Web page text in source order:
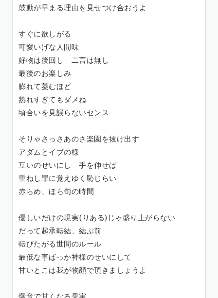
鼓動が早まる理由を見せつけ合おうよ
すぐに欲しがる
可愛いげな人間味
好物は後回し 二言は無し
最後のお楽しみ
膨れて萎むほど
熟れすぎてもダメね
頃合いを見誤らないセンス
そりゃさっさあのさ楽園を抜け出す
アダムとイブの様
互いのせいにし 手を伸せば
重ねし罪に覚えゆく恥じらい
赤らめ、ほら旬の時間
優しいだけの現実(りある)じゃ盛り上がらない
だって起承転結、結ぶ前
転びたがる世間のルール
最低な事ばっか神様のせいにして
甘いとこは我が物顔で頂きましょうよ